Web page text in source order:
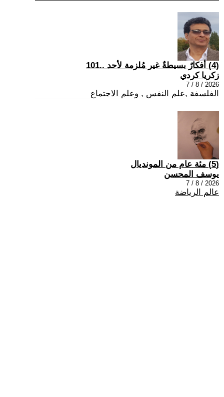
(4) أفكارٌ بسيطةٌ غير مُلزمة لأحد ..101
زكريا كردي
2026 / 8 / 7
الفلسفة ,علم النفس , وعلم الاجتماع
(5) مئة عام من المونديال
يوسف المحسن
2026 / 8 / 7
عالم الرياضة